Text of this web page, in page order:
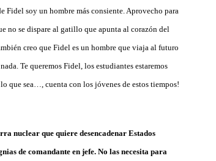
Fidel soy un hombre más consiente. Aprovecho para
no se dispare al gatillo que apunta al corazón del
creo que Fidel es un hombre que viaja al futuro
Te queremos Fidel, los estudiantes estaremos
que sea…, cuenta con los jóvenes de estos tiempos!
nuclear que quiere desencadenar Estados
de comandante en jefe. No las necesita para